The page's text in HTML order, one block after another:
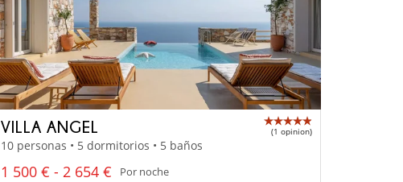
VILLA ANGEL (1 opinion)
10 personas • 5 dormitorios • 5 baños
1 500 € - 2 654 €
Por noche